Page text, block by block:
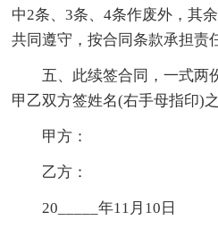
中2条、3条、4条作废外，其
共同遵守，按合同条款承担责
五、此续签合同，一式两
甲乙双方签姓名(右手母指印)
甲方：
乙方：
20_____年11月10日